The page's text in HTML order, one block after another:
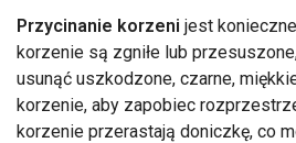
Przycinanie korzeni jest
korzenie są zgniłe lub
usunąć uszkodzone, czarne,
korzenie, aby zapobiec
korzenie przerastają doniczkę, co